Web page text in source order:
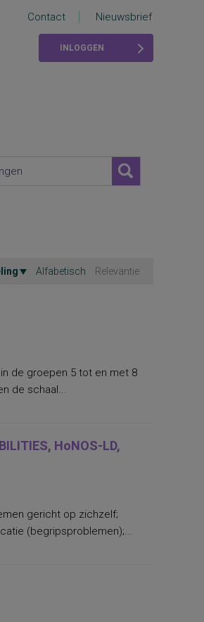
Contact Nieuwsbrief
INLOGGEN
Alfabetisch Relevantie
de groepen 5 tot en met 8
de schaal...
HoNOS-LD,
gericht op zichzelf;
(begripsproblemen);...